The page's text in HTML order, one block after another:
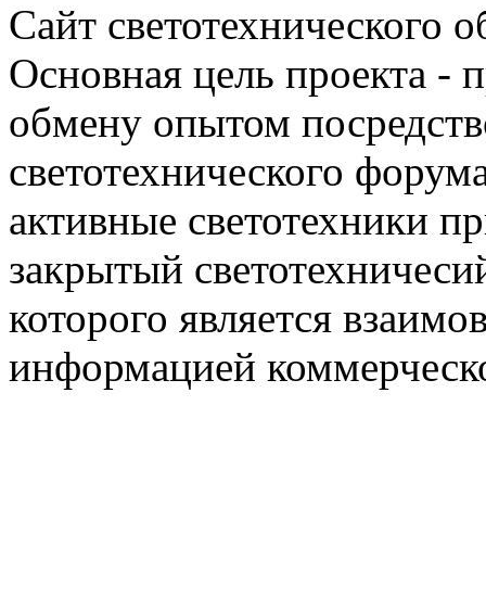
Сайт светотехнического
Основная цель проекта -
обмену опытом
светотехнического
активные светотехники
закрытый
которого является
информацией